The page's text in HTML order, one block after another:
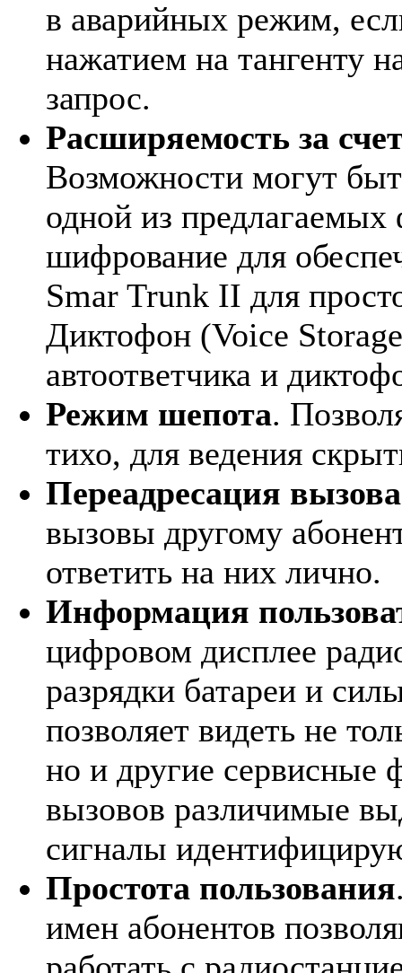
в аварийных режим,
нажатием на тангенту
запрос.
Расширяемость за
Возможности могут
одной из
шифрование для
Smar Trunk II для
Диктофон (Voice
автоответчика и
Режим шепота.
тихо, для ведения
Переадресация вызова
вызовы другому
ответить на них лично.
Информация
цифровом дисплее
разрядки батареи и
позволяет видеть не
но и другие
вызовов различимые
сигналы
Простота пользования
имен абонентов